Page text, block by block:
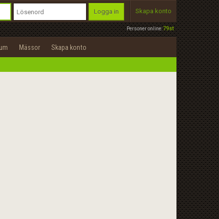
Personer online:79st
Logga in Skapa konto
Mässor Skapa konto